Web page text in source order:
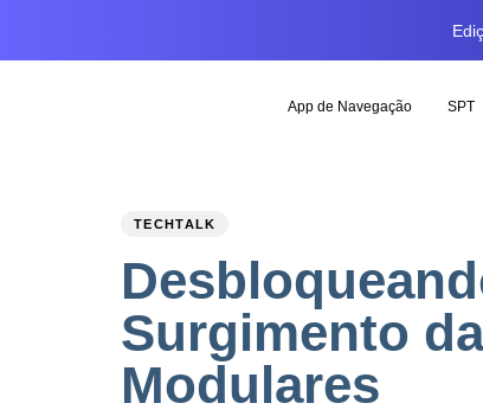
App de Navegação SPT
PUBLISHED
TECHTALK
Surgimento
Modulares
Author
Published